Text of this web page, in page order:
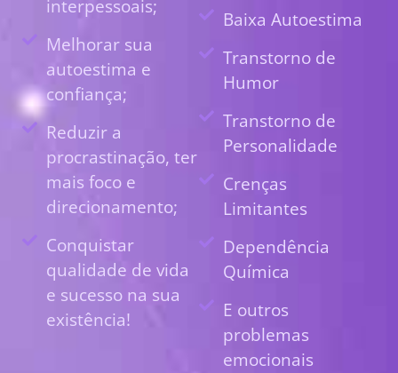
interpessoais;
Melhorar sua
autoestima e
confiança;
Reduzir a
procrastinação, ter
mais foco e
direcionamento;
Conquistar
qualidade de vida
e sucesso na sua
existência!
Baixa Autoestima
Transtorno de
Humor
Transtorno de
Personalidade
Crenças
Limitantes
Dependência
Química
E outros
problemas
emocionais